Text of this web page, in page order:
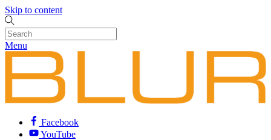
Skip to content
Menu
Facebook
YouTube